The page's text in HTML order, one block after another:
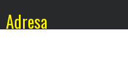
Adresa